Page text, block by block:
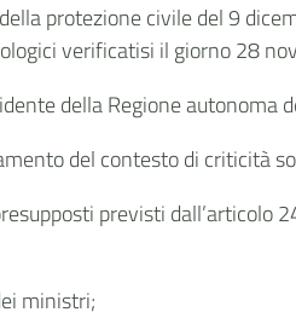
protezione civile del 9
verificatisi il giorno 28
della Regione autonoma
del contesto di criticità
previsti dall’articolo
ministri;